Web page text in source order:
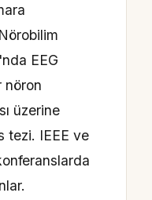
EEG
nöron
üzerine
tezi. IEEE ve